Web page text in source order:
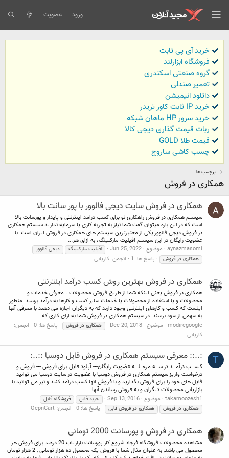
ورود عضویت
خرید آی پی ثابت
فروشگاه ابزارلند
گروه صنعتی اسکندری
تعمیر صندلی
داتلود انیمیشن
خرید IP ثابت کاور تریدر
خرید سرور HP ماهان شبکه
ربات قیمت گذاری دیجی کالا
قیمت طلا GOLD
چسب کاشی ساروج
برچسب ها
همکاری در فروش
همکاری در فروش سایت دیجی فالوور با پور سانت بالا
سیستم همکاری در فروش راهکاری نو برای کسب درامد اینترنتی و پایدار و پورسانت بالا
است که در این باره میتوان گفت شما نیاز به تجربه کاری یا سرمایه ندارید سیستم همکاری
در فروش دیجی فالوور یکی از معتبرترین سیستم های همکاری در فروش ایران است. با
عضویت رایگان در این سیستم افیلیت مارکتینگ، به ازای هر...
aynazmasomi موضوع Jun 25, 2022 افیلیت مارکتینگ
دیجی فالوور
همکاری در فروش پاسخ ها: 1 انجمن: کاریابی
همکاری در فروش بهترین روش کسب درآمد اینترنتی
همکاری در فروش یعنی اینکه شما از طریق فروش محصولات ، معرفی خدمات و
محصولات و یا استفاده از محصولات یا خدمات سایر کسب و کارها به درآمد برسید. منظور
اینست که کسب و کارهای اینترنتی وجود دارند که به دیگران اجازه می دهند با معرفی آنها
به سهمی از سود برسند. در سیستم همکاری در فروش شما به ازای کاری که...
modiregoogle موضوع Dec 20, 2018 همکاری در فروش پاسخ ها: 0
انجمن:
کاریابی
T :..:: معرفی سیستم همکاری در فروش فایل دوسیا ::..:
کـســـب درآمـــد در ســـه مرحــلـــه عضویت رایگان--- آپلود فایل برای فروش --- فروش و
درخواست واریز سیستم همکاری در فروش دوسیا با عضویت در سایت دوسیا می توانید
فایل های خود را برای فروش بگذارید و با فروش انها کسب درآمد کنید و نیز می توانید با
بازاریابی محصولات دیگران و به فروش رساندن آنها...
takamoozesh1 موضوع Sep 13, 2016 خرید فایل فروشگاه فایل
همکاری در فروش همکاری در فروش فایل پاسخ ها: 0 انجمن: OepnCart
همکاری در فروش و پورسانت 2000 تومانی
مشاهده محصولات فروشگاه فرجاد شروع کار پورسانت بازاریاب 20 درصد برای فروش هر
محصول می باشد, به عنوان مثال شما با فروش یک محصول ده هزار تومانی , 2 هزار تومان